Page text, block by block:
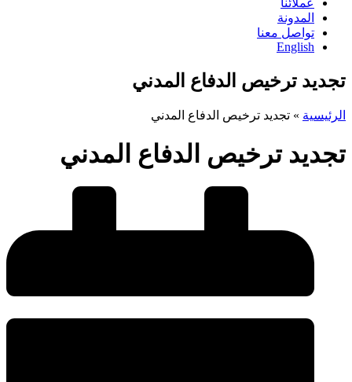
عملائنا
المدونة
تواصل معنا
English
تجديد ترخيص الدفاع المدني
الرئيسية » تجديد ترخيص الدفاع المدني
تجديد ترخيص الدفاع المدني